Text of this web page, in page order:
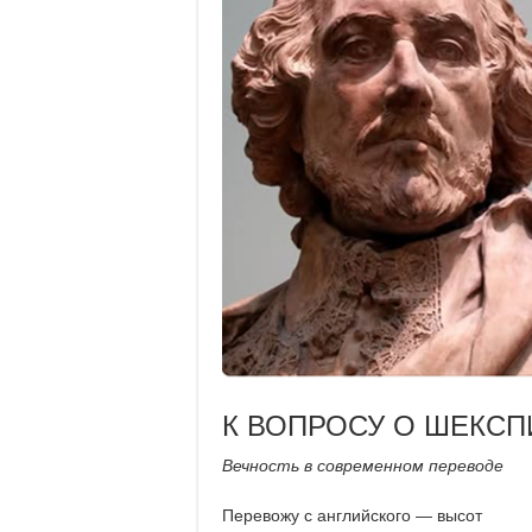
К ВОПРОСУ О
Вечность в современном переводе
Перевожу с английского — высот